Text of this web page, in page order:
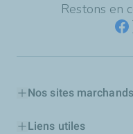
Restons en
Nos sites marchands
Liens utiles